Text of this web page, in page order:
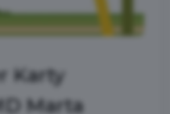
Karty
Marta